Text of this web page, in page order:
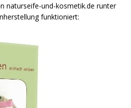
naturseife-und-kosmetik.de runter
funktioniert: